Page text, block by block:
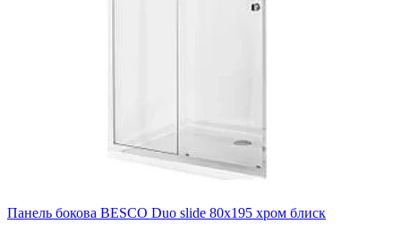
Панель бокова BESCO Duo slide 80х195 хром блиск